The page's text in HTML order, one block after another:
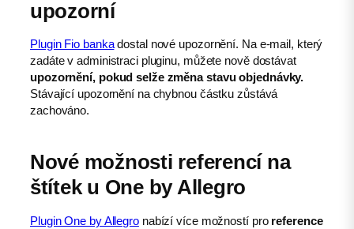
upozorní
Plugin Fio bankadostal nové upozornění. Na e-mail, který
zadáte v administraci pluginu, můžete nově dostávat
upozornění, pokud selže změna stavu objednávky.
Stávající upozornění na chybnou částku zůstává
zachováno.
Nové možnosti referencí na
štítek u One by Allegro
Plugin One by Allegronabízí více možností proreference